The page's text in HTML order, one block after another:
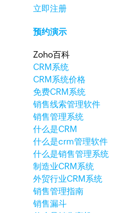
立即注册
预约演示
Zoho百科
CRM系统
CRM系统价格
免费CRM系统
销售线索管理软件
销售管理系统
什么是CRM
什么是crm管理软件
什么是销售管理系统
制造业CRM系统
外贸行业CRM系统
销售管理指南
销售漏斗